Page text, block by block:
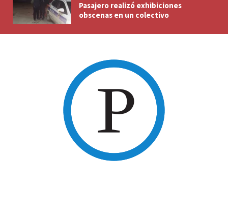
Pasajero realizó exhibiciones
obscenas en un colectivo